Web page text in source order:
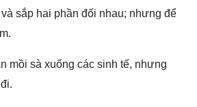
sắp hai phần đối nhau; nhưng để
mồi sà xuống các sinh tế, nhưng